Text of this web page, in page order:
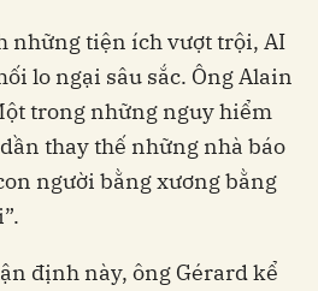
những tiện ích vượt trội, AI
lo ngại sâu sắc. Ông Alain
trong những nguy hiểm
thay thế những nhà báo
người bằng xương bằng
định này, ông Gérard kể